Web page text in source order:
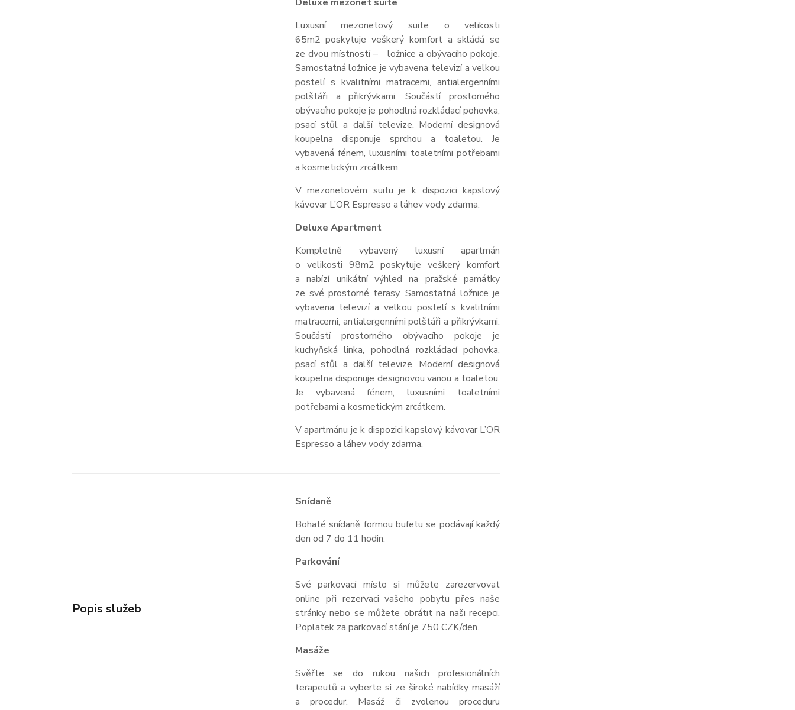
Luxusní mezonetový suite o velikosti
65m2 poskytuje veškerý komfort a skládá se
ze dvou místností – ložnice a obývacího pokoje.
Samostatná ložnice je vybavena televizí a velkou
postelí s kvalitními matracemi, antialergenními
polštáři a přikrývkami. Součástí prostorného
obývacího pokoje je pohodlná rozkládací pohovka,
psací stůl a další televize. Moderní designová
koupelna disponuje sprchou a toaletou. Je
vybavená fénem, luxusními toaletními potřebami
a kosmetickým zrcátkem.
V mezonetovém suitu je k dispozici kapslový
kávovar L’OR Espresso a láhev vody zdarma.
Deluxe Apartment
Kompletně vybavený luxusní apartmán
o velikosti 98m2 poskytuje veškerý komfort
a nabízí unikátní výhled na pražské památky
ze své prostorné terasy. Samostatná ložnice je
vybavena televizí a velkou postelí s kvalitními
matracemi, antialergenními polštáři a přikrývkami.
Součástí prostorného obývacího pokoje je
kuchyňská linka, pohodlná rozkládací pohovka,
psací stůl a další televize. Moderní designová
koupelna disponuje designovou vanou a toaletou.
Je vybavená fénem, luxusními toaletními
potřebami a kosmetickým zrcátkem.
V apartmánu je k dispozici kapslový kávovar L’OR
Espresso a láhev vody zdarma.
Popis služeb
Snídaně
Bohaté snídaně formou bufetu se podávají každý
den od 7 do 11 hodin.
Parkování
Své parkovací místo si můžete zarezervovat
online při rezervaci vašeho pobytu přes naše
stránky nebo se můžete obrátit na naši recepci.
Poplatek za parkovací stání je 750 CZK/den.
Masáže
Svěřte se do rukou našich profesionálních
terapeutů a vyberte si ze široké nabídky masáží
a procedur. Masáž či zvolenou proceduru